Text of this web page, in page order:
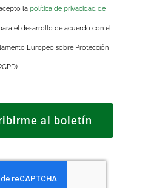
lapolítica de privacidad de
el desarrollo de acuerdo con el
Europeo sobre Protección
al boletín